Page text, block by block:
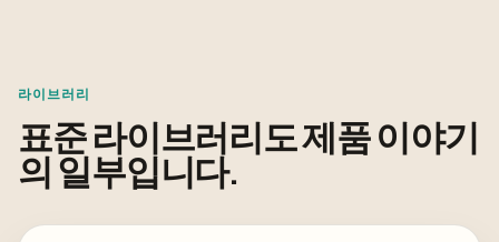
라이브러리
표준 라이브러리도 제품 이야기
의 일부입니다.